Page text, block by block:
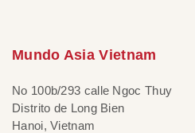
Mundo Asia Vietnam
No 100b/293 calle Ngoc Thuy
Distrito de Long Bien
Hanoi, Vietnam